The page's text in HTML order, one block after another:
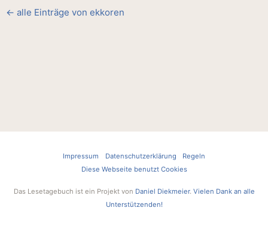
← alle Einträge von ekkoren
Impressum Datenschutzerklärung
Regeln
Diese Webseite benutzt Cookies
Das Lesetagebuch ist ein Projekt von Daniel Diekmeier. Vielen Dank an alle
Unterstützenden!